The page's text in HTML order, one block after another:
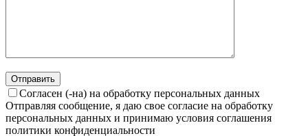
Согласен (-на) на обработку персональных данных
Отправляя сообщение, я даю свое согласие на обработку
персональных данных и принимаю условия соглашения
политики конфиденциальности